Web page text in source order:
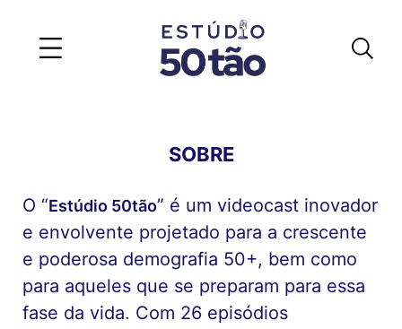
SOBRE
O “Estúdio 50tão” é um videocast inovador
e envolvente projetado para a crescente
e poderosa demografia 50+, bem como
para aqueles que se preparam para essa
fase da vida. Com 26 episódios